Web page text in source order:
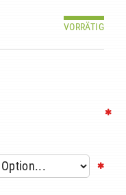
VORRÄTIG